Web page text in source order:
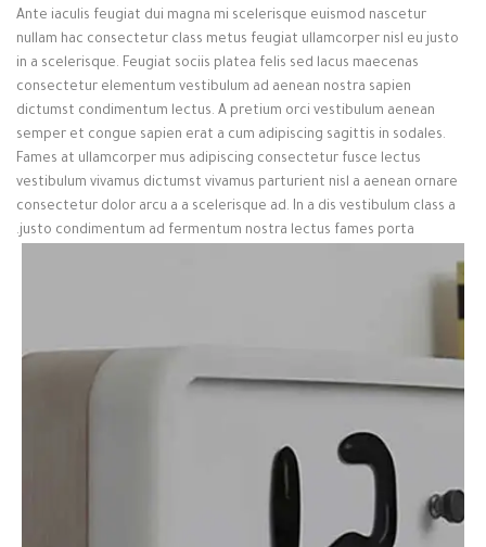
Ante iaculis feugiat dui magna mi scelerisque euismod nascetur
nullam hac consectetur class metus feugiat ullamcorper nisl eu justo
in a scelerisque. Feugiat sociis platea felis sed lacus maecenas
consectetur elementum vestibulum ad aenean nostra sapien
dictumst condimentum lectus. A pretium orci vestibulum aenean
semper et congue sapien erat a cum adipiscing sagittis in sodales.
Fames at ullamcorper mus adipiscing consectetur fusce lectus
vestibulum vivamus dictumst vivamus parturient nisl a aenean ornare
consectetur dolor arcu a a scelerisque ad. In a dis vestibulum class a
justo condimentum ad fermentum nostra lectus fames porta.